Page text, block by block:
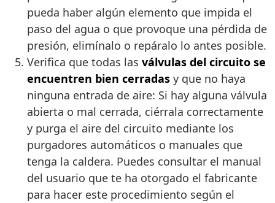
pueda haber algún elemento que impida el
paso del agua o que provoque una pérdida de
presión, elimínalo o repáralo lo antes posible.
Verifica que todas las válvulas del circuito se
encuentren bien cerradas y que no haya
ninguna entrada de aire: Si hay alguna válvula
abierta o mal cerrada, ciérrala correctamente
y purga el aire del circuito mediante los
purgadores automáticos o manuales que
tenga la caldera. Puedes consultar el manual
del usuario que te ha otorgado el fabricante
para hacer este procedimiento según el